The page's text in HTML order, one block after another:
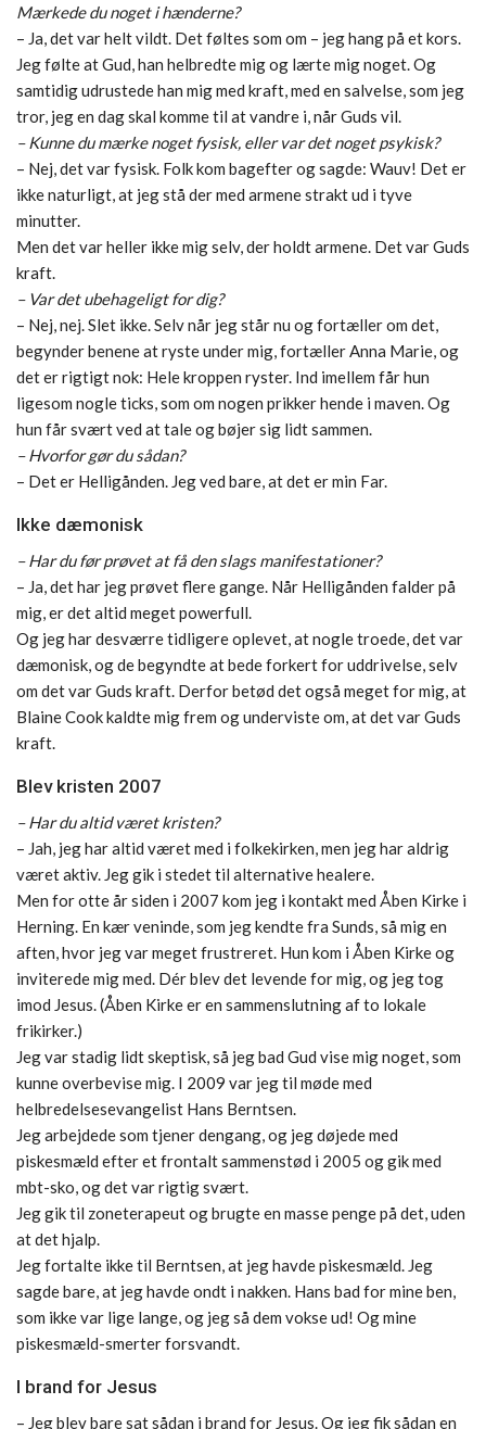
Mærkede du noget i hænderne?
– Ja, det var helt vildt. Det føltes som om – jeg hang på et kors.
Jeg følte at Gud, han helbredte mig og lærte mig noget. Og
samtidig udrustede han mig med kraft, med en salvelse, som jeg
tror, jeg en dag skal komme til at vandre i, når Guds vil.
– Kunne du mærke noget fysisk, eller var det noget psykisk?
– Nej, det var fysisk. Folk kom bagefter og sagde: Wauv! Det er
ikke naturligt, at jeg stå der med armene strakt ud i tyve
minutter.
Men det var heller ikke mig selv, der holdt armene. Det var Guds
kraft.
– Var det ubehageligt for dig?
– Nej, nej. Slet ikke. Selv når jeg står nu og fortæller om det,
begynder benene at ryste under mig, fortæller Anna Marie, og
det er rigtigt nok: Hele kroppen ryster. Ind imellem får hun
ligesom nogle ticks, som om nogen prikker hende i maven. Og
hun får svært ved at tale og bøjer sig lidt sammen.
– Hvorfor gør du sådan?
– Det er Helligånden. Jeg ved bare, at det er min Far.
Ikke dæmonisk
– Har du før prøvet at få den slags manifestationer?
– Ja, det har jeg prøvet flere gange. Når Helligånden falder på
mig, er det altid meget powerfull.
Og jeg har desværre tidligere oplevet, at nogle troede, det var
dæmonisk, og de begyndte at bede forkert for uddrivelse, selv
om det var Guds kraft. Derfor betød det også meget for mig, at
Blaine Cook kaldte mig frem og underviste om, at det var Guds
kraft.
Blev kristen 2007
– Har du altid været kristen?
– Jah, jeg har altid været med i folkekirken, men jeg har aldrig
været aktiv. Jeg gik i stedet til alternative healere.
Men for otte år siden i 2007 kom jeg i kontakt med Åben Kirke i
Herning. En kær veninde, som jeg kendte fra Sunds, så mig en
aften, hvor jeg var meget frustreret. Hun kom i Åben Kirke og
inviterede mig med. Dér blev det levende for mig, og jeg tog
imod Jesus. (Åben Kirke er en sammenslutning af to lokale
frikirker.)
Jeg var stadig lidt skeptisk, så jeg bad Gud vise mig noget, som
kunne overbevise mig. I 2009 var jeg til møde med
helbredelsesevangelist Hans Berntsen.
Jeg arbejdede som tjener dengang, og jeg døjede med
piskesmæld efter et frontalt sammenstød i 2005 og gik med
mbt-sko, og det var rigtig svært.
Jeg gik til zoneterapeut og brugte en masse penge på det, uden
at det hjalp.
Jeg fortalte ikke til Berntsen, at jeg havde piskesmæld. Jeg
sagde bare, at jeg havde ondt i nakken. Hans bad for mine ben,
som ikke var lige lange, og jeg så dem vokse ud! Og mine
piskesmæld-smerter forsvandt.
I brand for Jesus
– Jeg blev bare sat sådan i brand for Jesus. Og jeg fik sådan en